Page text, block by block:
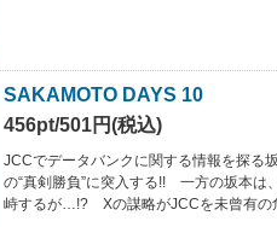
SAKAMOTO DAYS 10
456pt/501円(税込)
JCCでデータバンクに関する情報を探る
の“真剣勝負”に突入する!! 一方の坂本は
峙するが…!? Xの謀略がJCCを未曾有の